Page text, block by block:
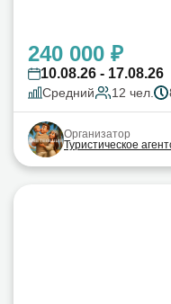
240 000 ₽
10.08.26 - 17.08.26
Средний 12 чел.
Организатор
Туристическое